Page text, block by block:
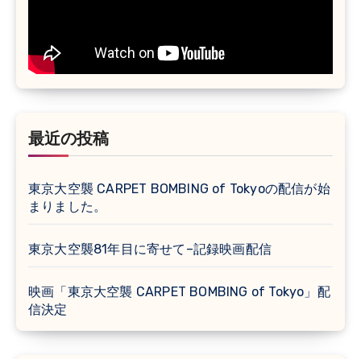
最近の投稿
東京大空襲 CARPET BOMBING of Tokyoの配信が始
まりました。
東京大空襲81年目に寄せて–記録映画配信
映画「東京大空襲 CARPET BOMBING of Tokyo」配
信決定